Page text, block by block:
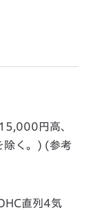
円高、
除く。) (参考
直列4気